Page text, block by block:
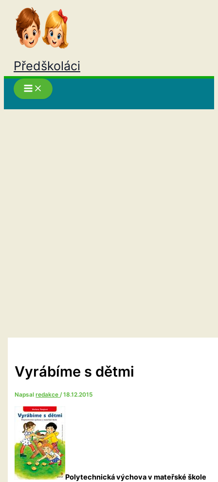
Přeskočit
obsah
Předškoláci
Vyrábíme s dětmi
Napsalredakce/18.12.2015
Polytechnická výchova v mateřské škole